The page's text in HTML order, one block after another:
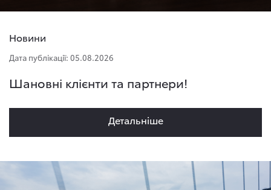
Новини
Дата публікації: 05.08.2026
Шановні клієнти та партнери!
Детальнiше